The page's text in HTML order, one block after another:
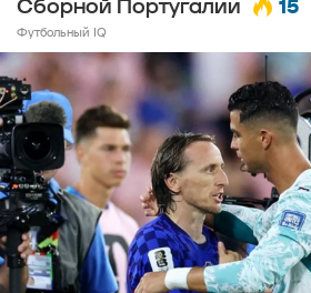
Сборной Португалии
15
Футбольный IQ